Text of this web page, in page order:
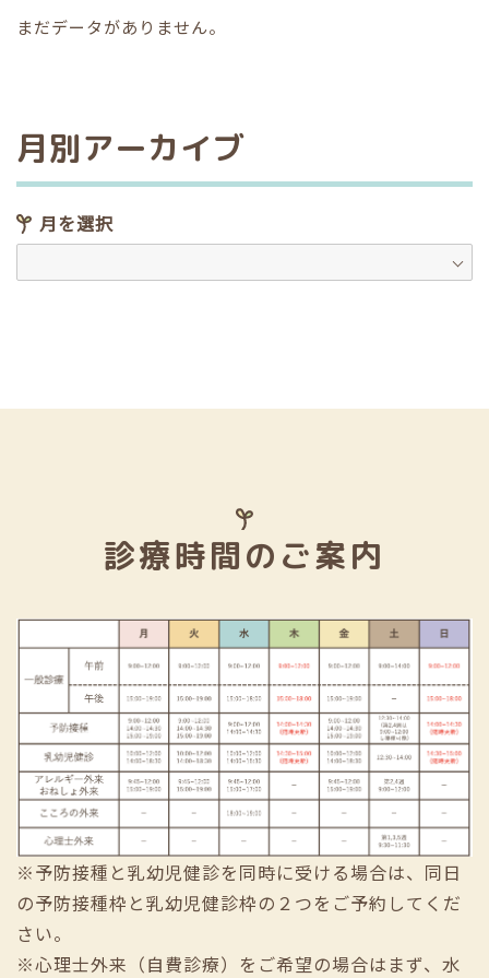
まだデータがありません。
月別アーカイブ
月を選択
診療時間のご案内
※予防接種と乳幼児健診を同時に受ける場合は、同日
の予防接種枠と乳幼児健診枠の２つをご予約してくだ
さい。
※心理士外来（自費診療）をご希望の場合はまず、水